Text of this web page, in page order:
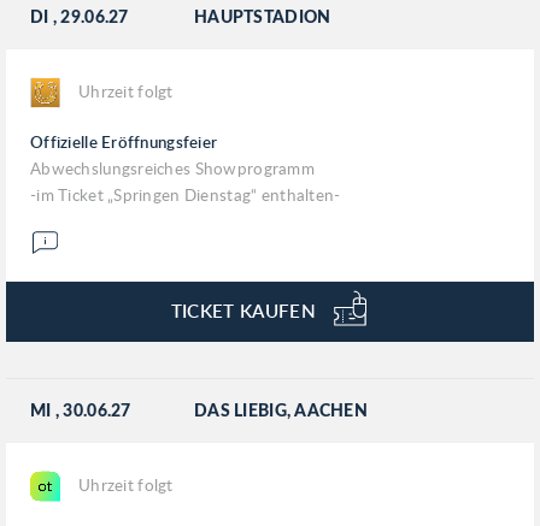
DI , 29.06.27 HAUPTSTADION
Uhrzeit folgt
Offizielle Eröffnungsfeier
Abwechslungsreiches Showprogramm
-im Ticket „Springen Dienstag“ enthalten-
TICKET KAUFEN
MI , 30.06.27 DAS LIEBIG, AACHEN
Uhrzeit folgt